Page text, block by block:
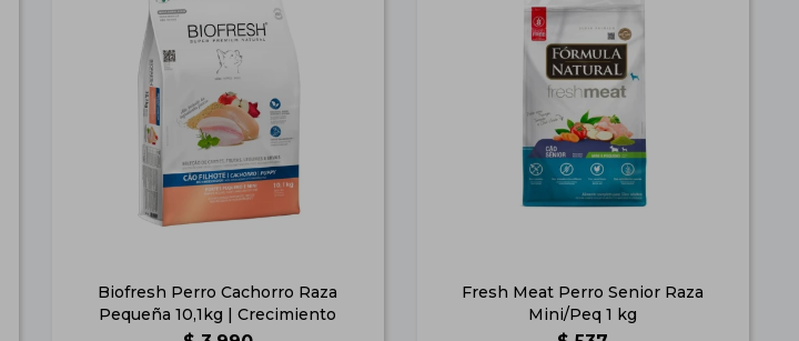
Biofresh Perro Cachorro Raza
Pequeña 10,1kg | Crecimiento
Fresh Meat Perro Senior Raza
Mini/Peq 1 kg